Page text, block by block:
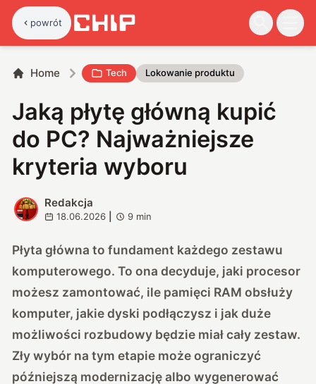
powrót
Home Tech Lokowanie produktu
Jaką płytę główną kupić
do PC? Najważniejsze
kryteria wyboru
R
Redakcja
18.06.2026 9 min
Płyta główna to fundament każdego zestawu
komputerowego. To ona decyduje, jaki procesor
możesz zamontować, ile pamięci RAM obsłuży
komputer, jakie dyski podłączysz i jak duże
możliwości rozbudowy będzie miał cały zestaw.
Zły wybór na tym etapie może ograniczyć
późniejszą modernizację albo wygenerować